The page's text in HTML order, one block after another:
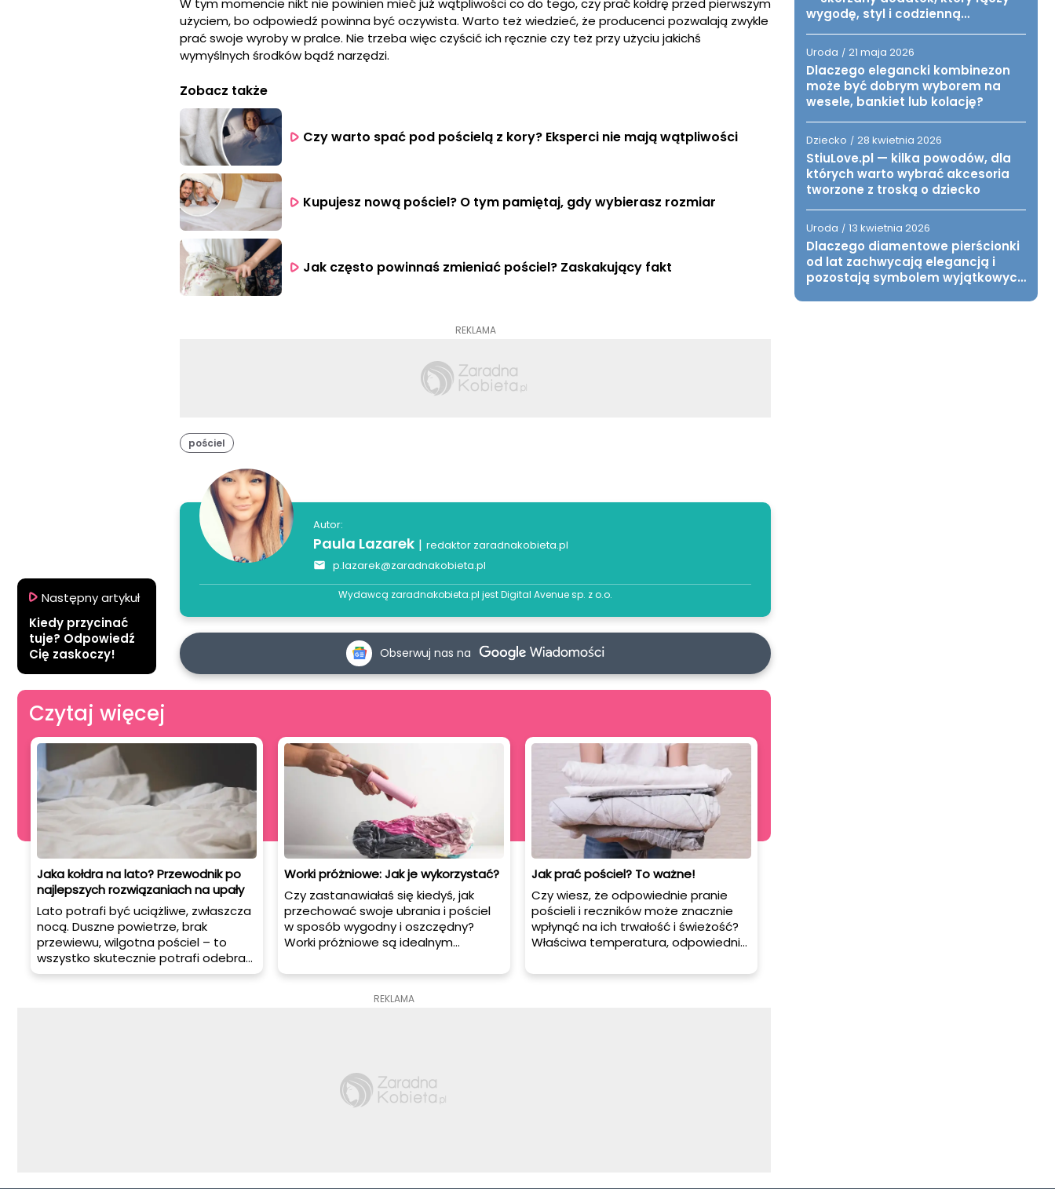
W tym momencie nikt nie powinien mieć już wątpliwości co do tego, czy prać kołdrę przed pierwszym
użyciem, bo odpowiedź powinna być oczywista. Warto też wiedzieć, że producenci pozwalają zwykle
prać swoje wyroby w pralce. Nie trzeba więc czyścić ich ręcznie czy też przy użyciu jakichś
wymyślnych środków bądź narzędzi.
Zobacz także
Czy warto spać pod pościelą z kory? Eksperci nie mają wątpliwości
Kupujesz nową pościel? O tym pamiętaj, gdy wybierasz rozmiar
Jak często powinnaś zmieniać pościel? Zaskakujący fakt
REKLAMA
pościel
Autor:
Paula Lazarek | redaktor zaradnakobieta.pl
p.lazarek@zaradnakobieta.pl
Wydawcą zaradnakobieta.pl jestDigital Avenue sp. z o.o.
Obserwuj nas na
Następny artykuł
Kiedy przycinać
tuje? Odpowiedź
Cię zaskoczy!
Czytaj więcej
Jaka kołdra na lato? Przewodnik po
najlepszych rozwiązaniach na upały
Lato potrafi być uciążliwe, zwłaszcza
nocą. Duszne powietrze, brak
przewiewu, wilgotna pościel – to
wszystko skutecznie potrafi odebrać
komfortowy sen. W takiej sytuacji
Worki próżniowe: Jak je wykorzystać?
Czy zastanawiałaś się kiedyś, jak
przechować swoje ubrania i pościel
w sposób wygodny i oszczędny?
Worki próżniowe są idealnym
zaoszczędzić miejsce i chronić Twoje
uszkodzeniami. Niezależnie od tego,
narzędziem. W tym artykule dowiesz
się, jak skutecznie wykorzystać worki
Jak prać pościel? To ważne!
Czy wiesz, że odpowiednie pranie
pościeli i reczników może znacznie
wpłynąć na ich trwałość i świeżość?
Właściwa temperatura, odpowiednie
kluczowe, aby utrzymać te
REKLAMA
wygodę, styl i codzienną
Uroda / 21 maja 2026
Dlaczego elegancki kombinezon
może być dobrym wyborem na
wesele, bankiet lub kolację?
Dziecko / 28 kwietnia 2026
StiuLove.pl — kilka powodów, dla
których warto wybrać akcesoria
tworzone z troską o dziecko
Uroda / 13 kwietnia 2026
Dlaczego diamentowe pierścionki
od lat zachwycają elegancją i
pozostają symbolem wyjątkowych